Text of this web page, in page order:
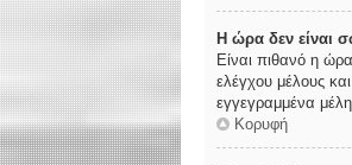
Η ώρα δεν είναι
Είναι πιθανό η
ελέγχου μέλους
εγγεγραμμένα
Κορυφή